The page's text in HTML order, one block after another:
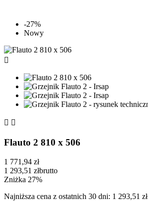
-27%
Nowy

 
Flauto 2 810 x 506
1 771,94 zł
1 293,51 złbrutto
Zniżka 27%
Najniższa cena z ostatnich 30 dni: 1 293,51 zł